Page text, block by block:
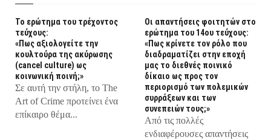
Το ερώτημα του τρέχοντος
τεύχους:
«Πως αξιολογείτε την
κουλτούρα της ακύρωσης
(cancel culture) ως
κοινωνική ποινή;»
Σε αυτή την στήλη, τo The
Art of Crime προτείνει ένα
επίκαιρο θέμα...
Οι απαντήσεις φοιτητών στο
ερώτημα του 14ου τεύχους:
«Πως κρίνετε τον ρόλο που
διαδραματίζει στην εποχή
μας το διεθνές ποινικό
δίκαιο ως προς τον
περιορισμό των πολεμικών
συρράξεων και των
συνεπειών τους;»
Από τις πολλές
ενδιαφέρουσες απαντήσεις